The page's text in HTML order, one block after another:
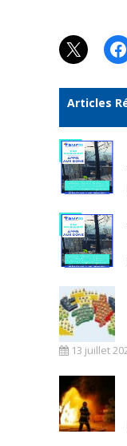
X
Articles
13 juillet